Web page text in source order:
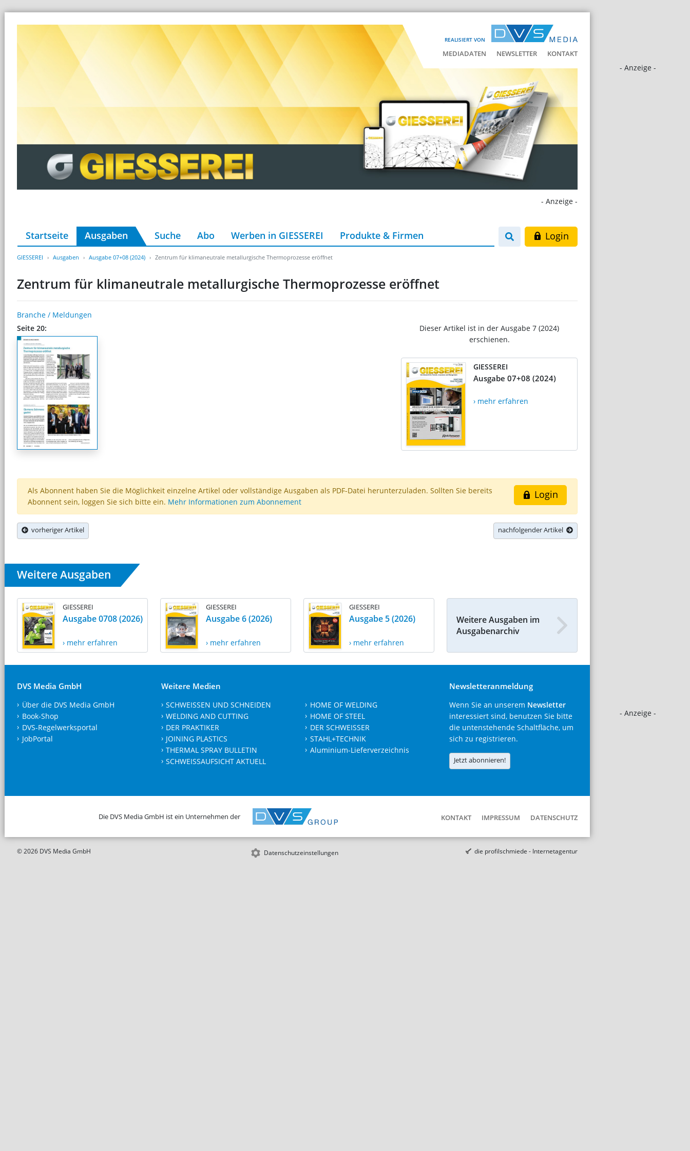
REALISIERT VON
MEDIADATEN NEWSLETTER KONTAKT
- Anzeige -
- Anzeige -
- Anzeige -
Startseite Ausgaben Suche Abo Werben in GIESSEREI Produkte & Firmen Login
GIESSEREI Ausgaben Ausgabe 07+08 (2024) Zentrum für klimaneutrale metallurgische Thermoprozesse eröffnet
Zentrum für klimaneutrale metallurgische Thermoprozesse eröffnet
Branche / Meldungen
Seite 20:
Dieser Artikel ist in der Ausgabe 7 (2024)
erschienen.
GIESSEREI
Ausgabe 07+08 (2024)
› mehr erfahren
Login
Als Abonnent haben Sie die Möglichkeit einzelne Artikel oder vollständige Ausgaben als PDF-Datei herunterzuladen. Sollten Sie bereits
Abonnent sein, loggen Sie sich bitte ein. Mehr Informationen zum Abonnement
vorheriger Artikel nachfolgender Artikel
Weitere Ausgaben
GIESSEREI
Ausgabe 0708 (2026)
› mehr erfahren
GIESSEREI
Ausgabe 6 (2026)
› mehr erfahren
GIESSEREI
Ausgabe 5 (2026)
› mehr erfahren
Weitere Ausgaben im
Ausgabenarchiv
DVS Media GmbH
Über die DVS Media GmbH
Book-Shop
DVS-Regelwerksportal
JobPortal
Weitere Medien
SCHWEISSEN UND SCHNEIDEN
WELDING AND CUTTING
DER PRAKTIKER
JOINING PLASTICS
THERMAL SPRAY BULLETIN
SCHWEISSAUFSICHT AKTUELL
HOME OF WELDING
HOME OF STEEL
DER SCHWEISSER
STAHL+TECHNIK
Aluminium-Lieferverzeichnis
Newsletteranmeldung
Wenn Sie an unserem Newsletter
interessiert sind, benutzen Sie bitte
die untenstehende Schaltfläche, um
sich zu registrieren.
Jetzt abonnieren!
Die DVS Media GmbH ist ein Unternehmen der KONTAKT IMPRESSUM DATENSCHUTZ
© 2026 DVS Media GmbH Datenschutzeinstellungen die profilschmiede - Internetagentur